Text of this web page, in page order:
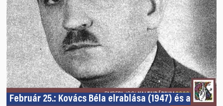
Február 25.: Kovács Béla elrablása (1947) és a